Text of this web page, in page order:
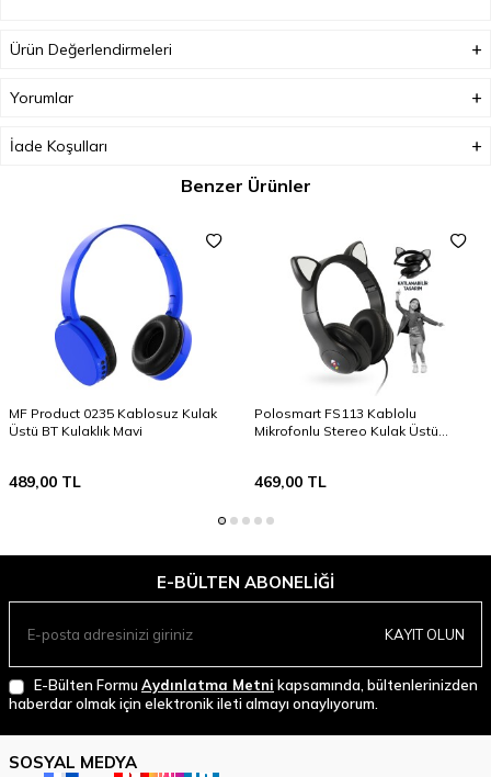
Ürün Değerlendirmeleri
Yorumlar
İade Koşulları
Benzer Ürünler
MF Product 0235 Kablosuz Kulak
Üstü BT Kulaklık Mavi
489,00 TL
Polosmart FS113 Kablolu
Mikrofonlu Stereo Kulak Üstü
469,00TL
E-BÜLTEN ABONELIĞI
KAYIT OLUN
E-Bülten Formu Aydınlatma Metni kapsamında, bültenlerinizden
haberdar olmak için elektronik ileti almayı onaylıyorum.
SOSYAL MEDYA